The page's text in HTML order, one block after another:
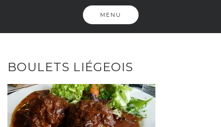
MENU
BOULETS LIÉGEOIS